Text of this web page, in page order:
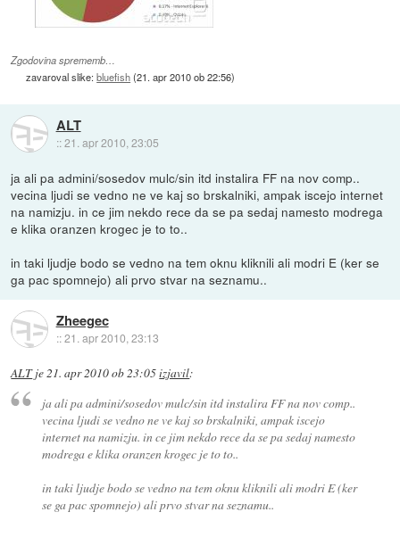
Zgodovina sprememb…
zavaroval slike:bluefish(21. apr 2010 ob 22:56)
ALT
::21. apr 2010, 23:05
ja ali pa admini/sosedov mulc/sin itd instalira FF na nov comp..
vecina ljudi se vedno ne ve kaj so brskalniki, ampak iscejo internet
na namizju. in ce jim nekdo rece da se pa sedaj namesto modrega
e klika oranzen krogec je to to..
in taki ljudje bodo se vedno na tem oknu kliknili ali modri E (ker se
ga pac spomnejo) ali prvo stvar na seznamu..
Zheegec
::21. apr 2010, 23:13
ALTje21. apr 2010 ob 23:05izjavil:
ja ali pa admini/sosedov mulc/sin itd instalira FF na nov comp..
vecina ljudi se vedno ne ve kaj so brskalniki, ampak iscejo
internet na namizju. in ce jim nekdo rece da se pa sedaj namesto
modrega e klika oranzen krogec je to to..
in taki ljudje bodo se vedno na tem oknu kliknili ali modri E (ker
se ga pac spomnejo) ali prvo stvar na seznamu..